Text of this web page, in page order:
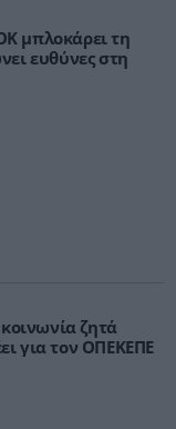
μπλοκάρει τη
ευθύνες στη
ζητά
για τον ΟΠΕΚΕΠΕ